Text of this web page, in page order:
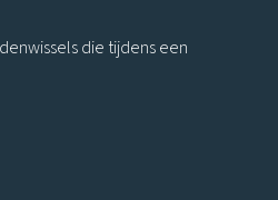
die tijdens een